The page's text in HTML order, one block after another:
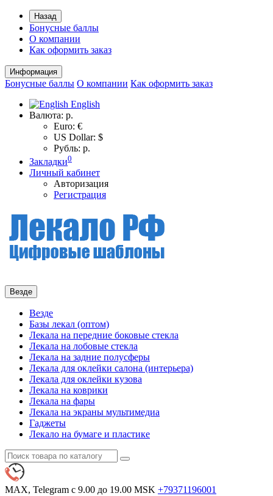
Назад
Бонусные баллы
О компании
Как оформить заказ
Информация
Бонусные баллы О компании Как оформить заказ
English
Валюта: р.
Euro: €
US Dollar: $
Рубль: р.
Закладки0
Личный кабинет
Авторизация
Регистрация
Везде
Везде
Базы лекал (оптом)
Лекала на передние боковые стекла
Лекала на лобовые стекла
Лекала на задние полусферы
Лекала для оклейки салона (интерьера)
Лекала для оклейки кузова
Лекала на коврики
Лекала на фары
Лекала на экраны мультимедиа
Гаджеты
Лекало на бумаге и пластике
MAX, Telegram с 9.00 до 19.00 MSK +79371196001